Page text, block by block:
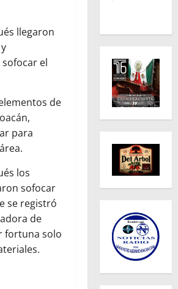
llegaron
el
de
para
los
sofocar
se registró
de
fortuna solo